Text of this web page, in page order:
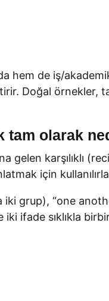
hem de iş/
Doğal örnekler,
tam olarak
gelen karşılıklı
için
grup), “one
ifade sıklıkla